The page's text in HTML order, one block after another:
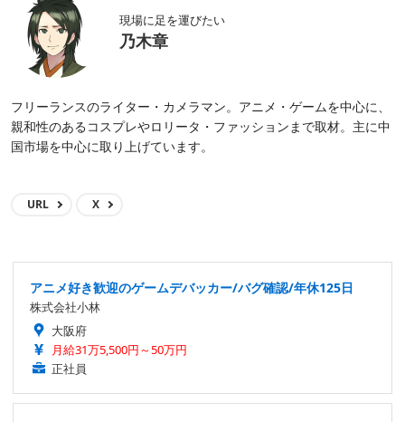
現場に足を運びたい
乃木章
フリーランスのライター・カメラマン。アニメ・ゲームを中心に、
親和性のあるコスプレやロリータ・ファッションまで取材。主に中
国市場を中心に取り上げています。
URL X
アニメ好き歓迎のゲームデバッカー/バグ確認/年休125日
株式会社小林
大阪府
月給31万5,500円～50万円
正社員